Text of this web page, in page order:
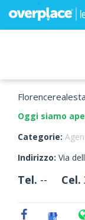
Oggi siamo
Categorie:
Indirizzo: Via
Tel. -- Cel.